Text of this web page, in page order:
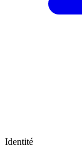
Identité